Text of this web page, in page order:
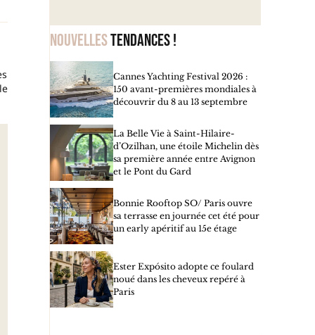
Nouvellestendances !
Cannes Yachting Festival 2026 :
150 avant-premières mondiales à
découvrir du 8 au 13 septembre
La Belle Vie à Saint-Hilaire-
d’Ozilhan, une étoile Michelin dès
sa première année entre Avignon
et le Pont du Gard
Bonnie Rooftop SO/ Paris ouvre
sa terrasse en journée cet été pour
un early apéritif au 15e étage
Ester Expósito adopte ce foulard
noué dans les cheveux repéré à
Paris